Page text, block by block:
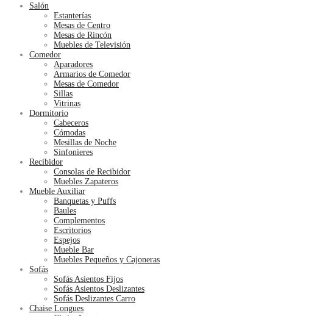
Salón
Estanterías
Mesas de Centro
Mesas de Rincón
Muebles de Televisión
Comedor
Aparadores
Armarios de Comedor
Mesas de Comedor
Sillas
Vitrinas
Dormitorio
Cabeceros
Cómodas
Mesillas de Noche
Sinfonieres
Recibidor
Consolas de Recibidor
Muebles Zapateros
Mueble Auxiliar
Banquetas y Puffs
Baules
Complementos
Escritorios
Espejos
Mueble Bar
Muebles Pequeños y Cajoneras
Sofás
Sofás Asientos Fijos
Sofás Asientos Deslizantes
Sofás Deslizantes Carro
Chaise Longues